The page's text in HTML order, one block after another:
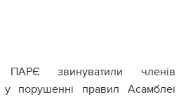
ПАРЄ звинуватили членів
у порушенні правил Асамблеї